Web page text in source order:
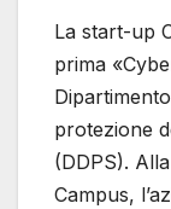
La start-up
prima
protezione
(DDPS).
Campus,